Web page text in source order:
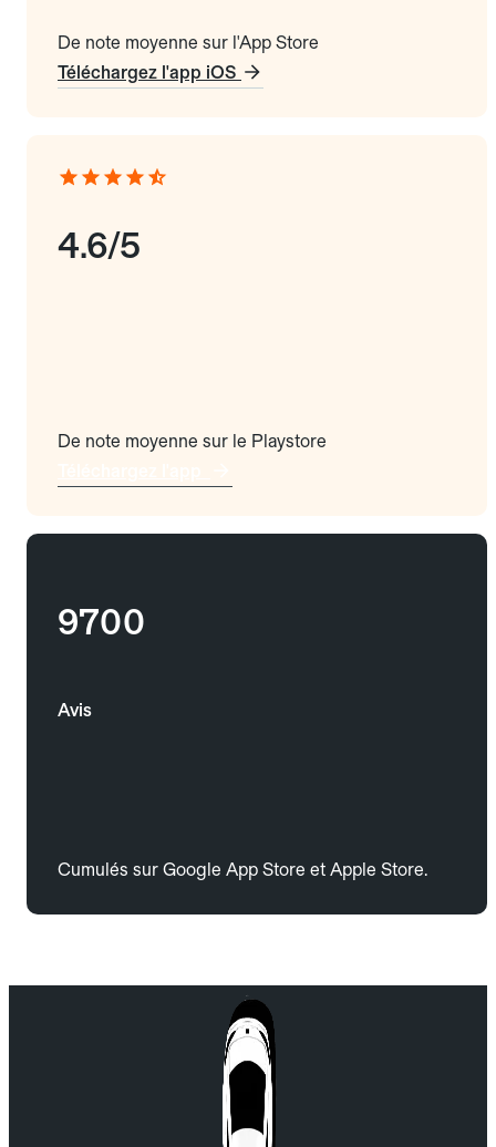
De note moyenne sur l'App Store
Téléchargez l'app iOS
4.6/5
De note moyenne sur le Playstore
9700
Avis
Cumulés sur Google App Store et Apple Store.